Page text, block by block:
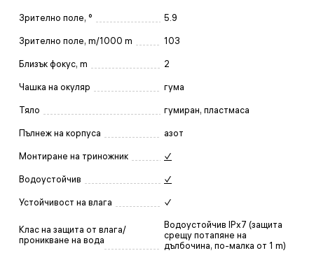
Зрително поле, ° 5.9
Зрително поле, m/1000 m 103
Близък фокус, m 2
Чашка на окуляр гума
Тяло гумиран, пластмаса
Пълнеж на корпуса азот
Монтиране на триножник ✓
Водоустойчив ✓
Устойчивост на влага ✓
Клас на защита от влага/
проникване на вода
Водоустойчив IPx7 (защита
срещу потапяне на
дълбочина, по-малка от 1 m)